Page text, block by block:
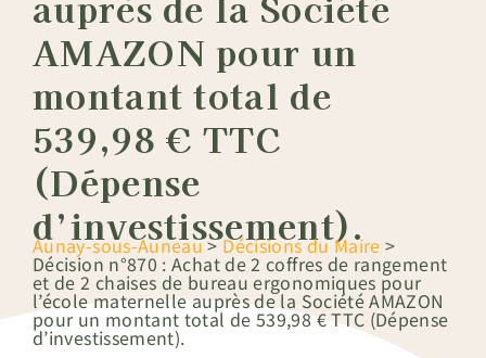
AMAZON pour un
montant total de
539,98 € TTC
(Dépense
d’investissement).
Aunay-sous-Auneau>Décisions du Maire >
Décision n°870 : Achat de 2 coffres de rangement
et de 2 chaises de bureau ergonomiques pour
l’école maternelle auprès de la Société AMAZON
pour un montant total de 539,98 € TTC (Dépense
d’investissement).